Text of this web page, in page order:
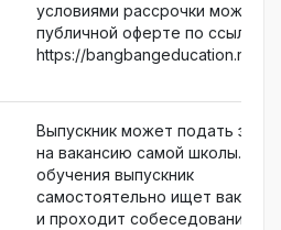
условиями рассрочки можно в
публичной оферте по ссылке
https://bangbangeducation.ru/
Выпускник может подать
на вакансию самой школы.
обучения выпускник
самостоятельно ищет
и проходит собеседования.